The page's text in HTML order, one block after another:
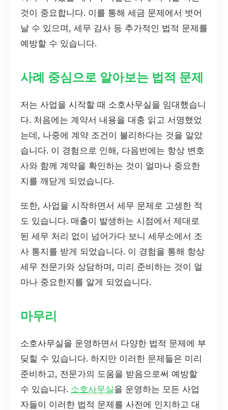
것이 중요합니다. 이를 통해 세금 문제에서 벗어
날 수 있으며, 세무 감사 등 추가적인 법적 문제를
예방할 수 있습니다.
사례 중심으로 알아보는 법적 문제
저는 사업을 시작할 때 소호사무실을 임대했습니
다. 처음에는 계약서 내용을 대충 읽고 서명했었
는데, 나중에 계약 조건이 불리하다는 것을 알았
습니다. 이 경험으로 인해, 다음번에는 항상 변호
사와 함께 계약을 확인하는 것이 얼마나 중요한
지를 깨닫게 되었습니다.
또한, 사업을 시작하면서 세무 문제로 고생한 적
도 있습니다. 매출이 발생하는 시점에서 제대로
된 세무 처리 없이 넘어가다 보니 세무소에서 조
사 통지를 받게 되었습니다. 이 경험을 통해 항상
세무 전문가와 상담하며, 미리 준비하는 것이 얼
마나 중요한지를 알게 되었습니다.
마무리
소호사무실을 운영하면서 다양한 법적 문제에 부
딪힐 수 있습니다. 하지만 이러한 문제들은 미리
준비하고, 전문가의 도움을 받음으로써 예방할
수 있습니다. 소호사무실을 운영하는 모든 사업
자들이 이러한 법적 문제를 사전에 인지하고 대